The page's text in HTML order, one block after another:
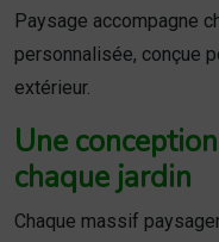
Paysage accompagne
personnalisée, conçue
extérieur.
Une
chaque jardin
Chaque massif